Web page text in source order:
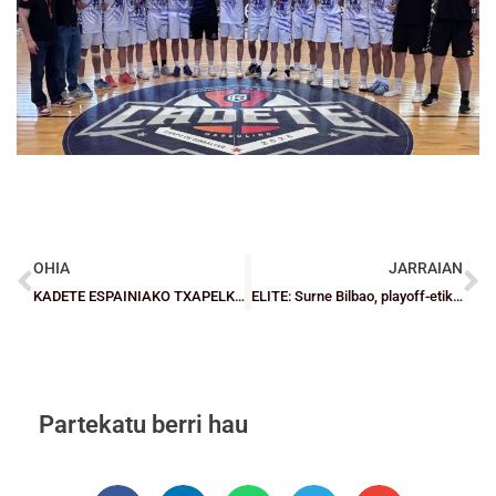
OHIA
KADETE ESPAINIAKO TXAPELKETA: Garaipen bikoitza, azken jardunaldi klabearen zain
JARRAIAN
ELITE: Surne Bilbao, playoff-etik pauso batera
Partekatu berri hau